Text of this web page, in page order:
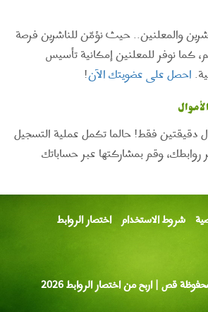
والمعلنين.. حيث نؤمّن للناشرين فرصة
كما نوفر للمعلنين إمكانية تأسيس
احصل على عضويتك الآن!
فقط! حالما تكمل عملية التسجيل
روابطك، وقم بمشاركتها عبر حساباتك
شروط الاستخدام اختصار الروابط
قص | اربح من اختصار الروابط 2026